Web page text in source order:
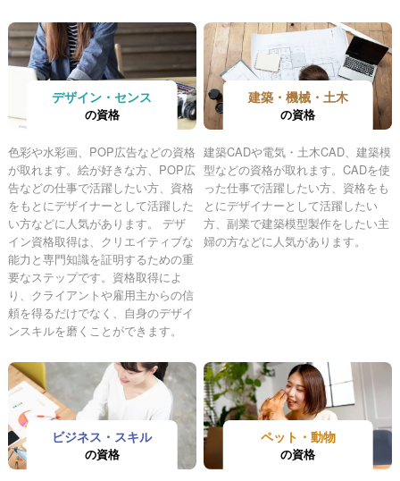
デザイン・センス
の資格
色彩や水彩画、POP広告などの資格
が取れます。絵が好きな方、POP広
告などの仕事で活躍したい方、資格
をもとにデザイナーとして活躍した
い方などに人気があります。 デザ
イン資格取得は、クリエイティブな
能力と専門知識を証明するための重
要なステップです。資格取得によ
り、クライアントや雇用主からの信
頼を得るだけでなく、自身のデザイ
ンスキルを磨くことができます。
建築・機械・土木
の資格
建築CADや電気・土木CAD、建築模
型などの資格が取れます。CADを使
った仕事で活躍したい方、資格をも
とにデザイナーとして活躍したい
方、副業で建築模型製作をしたい主
婦の方などに人気があります。
ビジネス・スキル
の資格
ペット・動物
の資格